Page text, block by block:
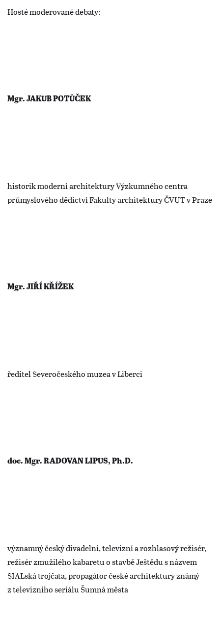
Hosté moderované debaty:
Mgr. JAKUB POTŮČEK
historik moderní architektury Výzkumného centra
průmyslového dědictví Fakulty architektury ČVUT v Praze
Mgr. JIŘÍ KŘÍŽEK
ředitel Severočeského muzea v Liberci
doc. Mgr. RADOVAN LIPUS, Ph.D.
významný český divadelní, televizní a rozhlasový režisér,
režisér zmužilého kabaretu o stavbě Ještědu s názvem
SIALská trojčata, propagátor české architektury známý
z televizního seriálu Šumná města